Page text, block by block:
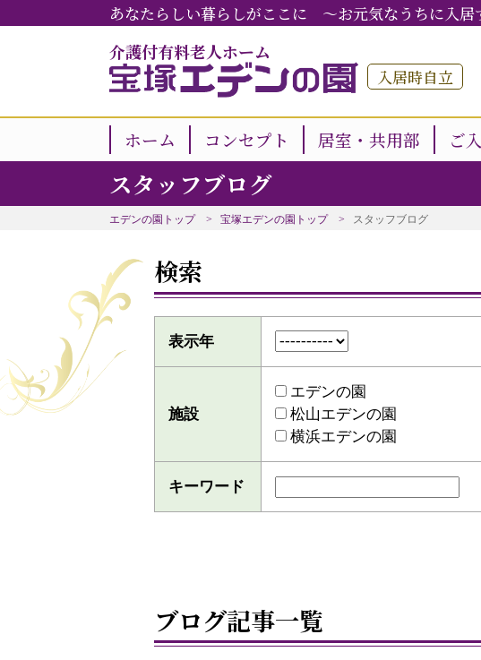
あなたらしい暮らしがここに ～お元気なうちに入居
介護付有料老人ホーム
入居時自立
ホーム コンセプト 居室・共用部 ご
スタッフブログ
エデンの園トップ 宝塚エデンの園トップ スタッフブログ
検索
表示年
施設
エデンの園
松山エデンの園
横浜エデンの園
キーワード
ブログ記事一覧